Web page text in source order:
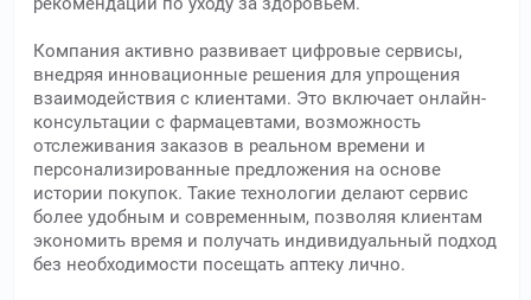
Компания активно развивает цифровые сервисы,
внедряя инновационные решения для упрощения
взаимодействия с клиентами. Это включает онлайн-
консультации с фармацевтами, возможность
отслеживания заказов в реальном времени и
персонализированные предложения на основе
истории покупок. Такие технологии делают сервис
более удобным и современным, позволяя клиентам
экономить время и получать индивидуальный подход
без необходимости посещать аптеку лично.